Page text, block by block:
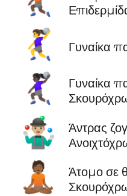
🤾‍♀️ Γυναίκα
🤾🏿‍♀️
Γυναίκα
🤹🏼‍♂️
Άντρας
🧘🏾
Άτομο σε